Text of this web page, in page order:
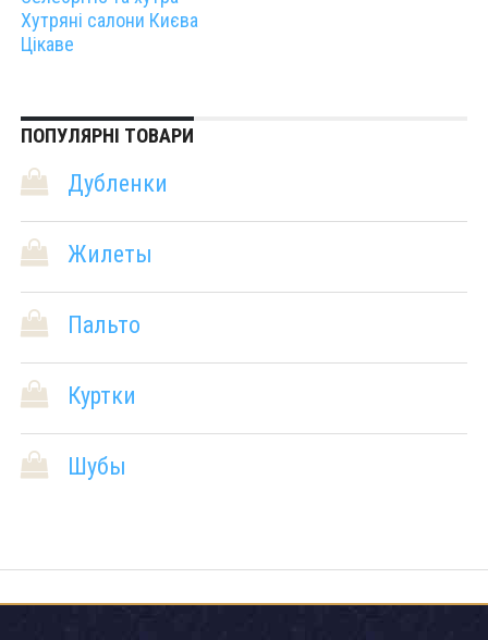
Хутряні салони Києва
Цікаве
ПОПУЛЯРНІ ТОВАРИ
Дубленки
Жилеты
Пальто
Куртки
Шубы